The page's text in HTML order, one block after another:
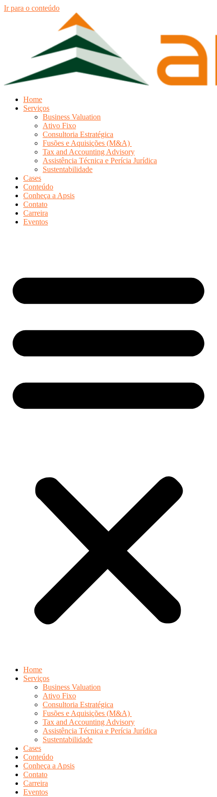
Ir para o conteúdo
Home
Serviços
Business Valuation
Ativo Fixo
Consultoria Estratégica
Fusões e Aquisições (M&A)
Tax and Accounting Advisory
Assistência Técnica e Perícia Jurídica
Sustentabilidade
Cases
Conteúdo
Conheça a Apsis
Contato
Carreira
Eventos
Home
Serviços
Business Valuation
Ativo Fixo
Consultoria Estratégica
Fusões e Aquisições (M&A)
Tax and Accounting Advisory
Assistência Técnica e Perícia Jurídica
Sustentabilidade
Cases
Conteúdo
Conheça a Apsis
Contato
Carreira
Eventos